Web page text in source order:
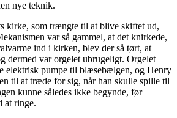
nye teknik.
kirke, som trængte til at blive skiftet ud,
var så gammel, at det knirkede,
ind i kirken, blev der så tørt, at
dermed var orgelet ubrugeligt. Orgelet
elektrisk pumpe til blæsebælgen, og Henry
til at træde for sig, når han skulle spille til
kunne således ikke begynde, før
at ringe.